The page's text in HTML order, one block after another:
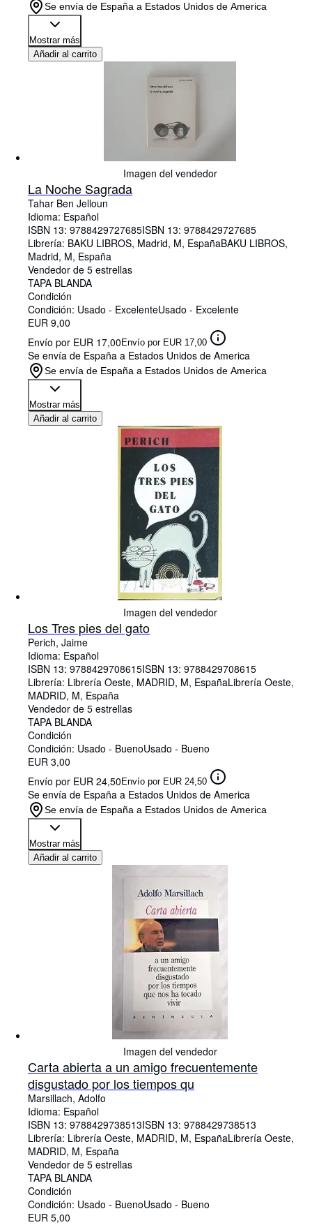
Se envía de España a Estados Unidos de America
Mostrar más
Añadir al carrito
Imagen del vendedor
La Noche Sagrada
Tahar Ben Jelloun
Idioma: Español
ISBN 13: 9788429727685ISBN 13: 9788429727685
Librería: BAKU LIBROS, Madrid, M, EspañaBAKU LIBROS,
Madrid, M, España
Vendedor de 5 estrellas
TAPA BLANDA
Condición
Condición: Usado - ExcelenteUsado - Excelente
EUR 9,00
Envío por EUR 17,00 Envío por EUR 17,00
Se envía de España a Estados Unidos de America
Se envía de España a Estados Unidos de America
Mostrar más
Añadir al carrito
Imagen del vendedor
Los Tres pies del gato
Perich, Jaime
Idioma: Español
ISBN 13: 9788429708615ISBN 13: 9788429708615
Librería: Librería Oeste, MADRID, M, EspañaLibrería Oeste,
MADRID, M, España
Vendedor de 5 estrellas
TAPA BLANDA
Condición
Condición: Usado - BuenoUsado - Bueno
EUR 3,00
Envío por EUR 24,50 Envío por EUR 24,50
Se envía de España a Estados Unidos de America
Se envía de España a Estados Unidos de America
Mostrar más
Añadir al carrito
Imagen del vendedor
Carta abierta a un amigo frecuentemente
disgustado por los tiempos qu
Marsillach, Adolfo
Idioma: Español
ISBN 13: 9788429738513ISBN 13: 9788429738513
Librería: Librería Oeste, MADRID, M, EspañaLibrería Oeste,
MADRID, M, España
Vendedor de 5 estrellas
TAPA BLANDA
Condición
Condición: Usado - BuenoUsado - Bueno
EUR 5,00